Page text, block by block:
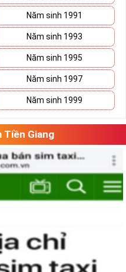
Năm sinh 1991
Năm sinh 1993
Năm sinh 1995
Năm sinh 1997
Năm sinh 1999
Tiền Giang